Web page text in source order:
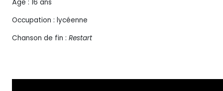
Âge : 16 ans
Occupation : lycéenne
Chanson de fin : Restart